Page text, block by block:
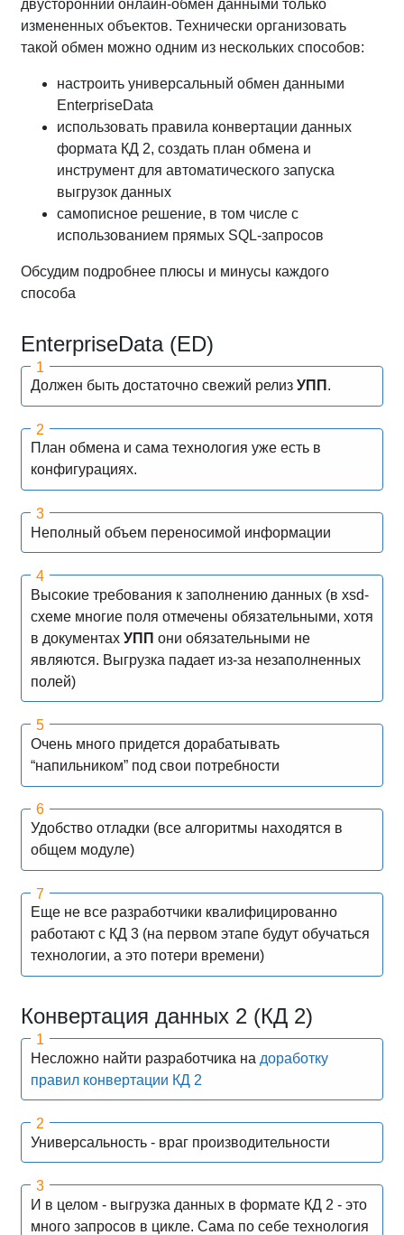
двусторонний онлайн-обмен данными только
измененных объектов. Технически организовать
такой обмен можно одним из нескольких способов:
настроить универсальный обмен данными
EnterpriseData
использовать правила конвертации данных
формата КД 2, создать план обмена и
инструмент для автоматического запуска
выгрузок данных
самописное решение, в том числе с
использованием прямых SQL-запросов
Обсудим подробнее плюсы и минусы каждого
способа
EnterpriseData (ED)
Должен быть достаточно свежий релиз УПП .
План обмена и сама технология уже есть в
конфигурациях.
Неполный объем переносимой информации
Высокие требования к заполнению данных (в xsd-
схеме многие поля отмечены обязательными, хотя
в документах УПП они обязательными не
являются. Выгрузка падает из-за незаполненных
полей)
Очень много придется дорабатывать
“напильником” под свои потребности
Удобство отладки (все алгоритмы находятся в
общем модуле)
Еще не все разработчики квалифицированно
работают с КД 3 (на первом этапе будут обучаться
технологии, а это потери времени)
Конвертация данных 2 (КД 2)
Несложно найти разработчика на доработку
правил конвертации КД 2
Универсальность - враг производительности
И в целом - выгрузка данных в формате КД 2 - это
много запросов в цикле. Сама по себе технология